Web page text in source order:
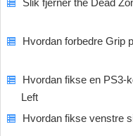
Slik fjerner the Dead
Hvordan forbedre Grip
Hvordan fikse en PS3-
Left
Hvordan fikse venstre